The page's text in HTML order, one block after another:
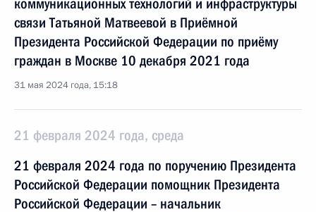
коммуникационных технологий и инфраструктуры
связи Татьяной Матвеевой в Приёмной
Президента Российской Федерации по приёму
граждан в Москве 10 декабря 2021 года
31 мая 2024 года, 15:18
21 февраля 2024 года, среда
21 февраля 2024 года по поручению Президента
Российской Федерации помощник Президента
Российской Федерации – начальник